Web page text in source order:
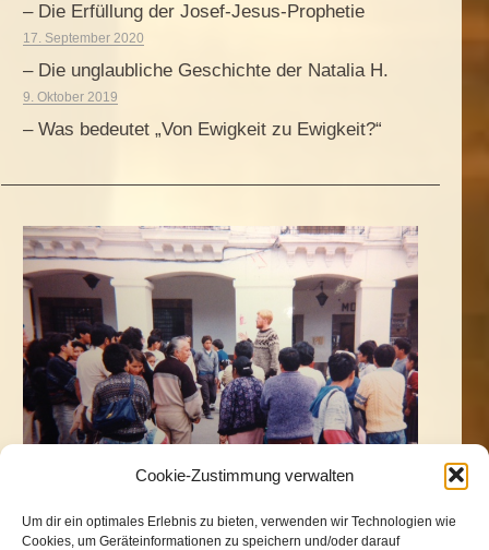
Cookie-Zustimmung verwalten
Um dir ein optimales Erlebnis zu bieten, verwenden wir Technologien wie
Cookies, um Geräteinformationen zu speichern und/oder darauf
– Die Erfüllung der Josef-Jesus-Prophetie
17. September 2020
– Die unglaubliche Geschichte der Natalia H.
9. Oktober 2019
– Was bedeutet „Von Ewigkeit zu Ewigkeit?“